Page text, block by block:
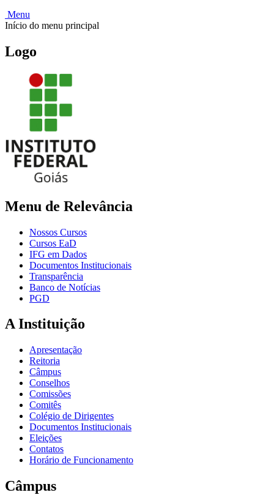
Menu
Início do menu principal
Logo
Menu de Relevância
Nossos Cursos
Cursos EaD
IFG em Dados
Documentos Institucionais
Transparência
Banco de Notícias
PGD
A Instituição
Apresentação
Reitoria
Câmpus
Conselhos
Comissões
Comitês
Colégio de Dirigentes
Documentos Institucionais
Eleições
Contatos
Horário de Funcionamento
Câmpus